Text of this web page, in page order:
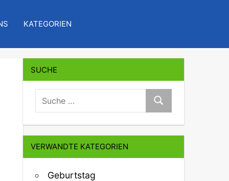
KATEGORIEN
SUCHE
suche:
Suche
VERWANDTE KATEGORIEN
Geburtstag